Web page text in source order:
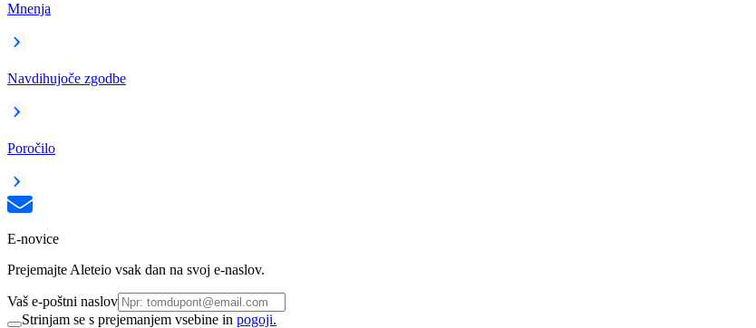
Mnenja
Navdihujoče zgodbe
Poročilo
E-novice
Prejemajte Aleteio vsak dan na svoj e-naslov.
Vaš e-poštni naslov
Strinjam se s prejemanjem vsebine in pogoji.